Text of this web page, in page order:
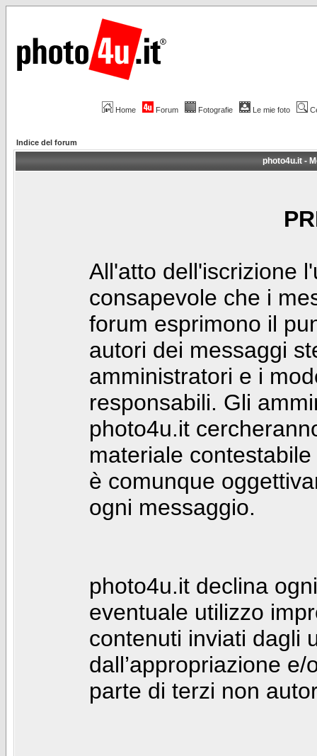
Home Forum Fotografie Le mie foto
Indice del forum
photo4u.it -
All'atto dell'iscrizione
consapevole che i
forum esprimono il
autori dei messaggi
amministratori e i
responsabili. Gli
photo4u.it
materiale
è comunque
ogni messaggio.
photo4u.it declina
eventuale utilizzo
contenuti inviati dagli
dall’appropriazione
parte di terzi non